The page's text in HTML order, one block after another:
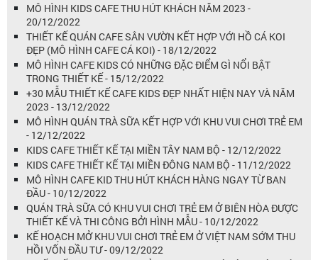
MÔ HÌNH KIDS CAFE THU HÚT KHÁCH NĂM 2023 -
20/12/2022
THIẾT KẾ QUÁN CAFE SÂN VƯỜN KẾT HỢP VỚI HỒ CÁ KOI
ĐẸP (MÔ HÌNH CAFE CÁ KOI) - 18/12/2022
MÔ HÌNH CAFE KIDS CÓ NHỮNG ĐẶC ĐIỂM GÌ NỔI BẬT
TRONG THIẾT KẾ - 15/12/2022
+30 MẪU THIẾT KẾ CAFE KIDS ĐẸP NHẤT HIỆN NAY VÀ NĂM
2023 - 13/12/2022
MÔ HÌNH QUÁN TRÀ SỮA KẾT HỢP VỚI KHU VUI CHƠI TRẺ EM
- 12/12/2022
KIDS CAFE THIẾT KẾ TẠI MIỀN TÂY NAM BỘ - 12/12/2022
KIDS CAFE THIẾT KẾ TẠI MIỀN ĐÔNG NAM BỘ - 11/12/2022
MÔ HÌNH CAFE KID THU HÚT KHÁCH HÀNG NGAY TỪ BAN
ĐẦU - 10/12/2022
QUÁN TRÀ SỮA CÓ KHU VUI CHƠI TRẺ EM Ở BIÊN HÒA ĐƯỢC
THIẾT KẾ VÀ THI CÔNG BỞI HÌNH MẪU - 10/12/2022
KẾ HOẠCH MỞ KHU VUI CHƠI TRẺ EM Ở VIỆT NAM SỚM THU
HỒI VỐN ĐẦU TƯ - 09/12/2022